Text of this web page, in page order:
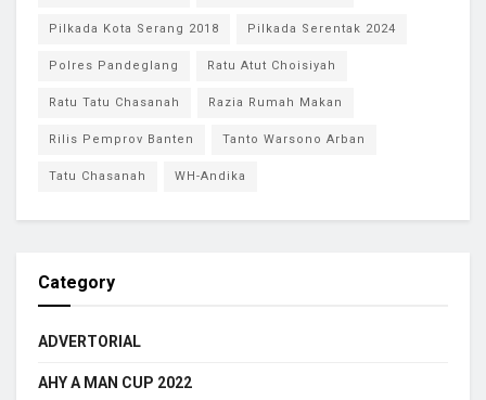
Pilkada Kota Serang 2018 Pilkada Serentak 2024
Polres Pandeglang Ratu Atut Choisiyah
Ratu Tatu Chasanah Razia Rumah Makan
Rilis Pemprov Banten Tanto Warsono Arban
Tatu Chasanah WH-Andika
Category
ADVERTORIAL
AHY A MAN CUP 2022